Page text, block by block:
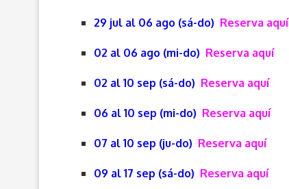
29 jul al 06 ago (sá-do) Reserva aquí
02 al 06 ago (mi-do) Reserva aquí
02 al 10 sep (sá-do) Reserva aquí
06 al 10 sep (mi-do) Reserva aquí
07 al 10 sep (ju-do) Reserva aquí
09 al 17 sep (sá-do) Reserva aquí